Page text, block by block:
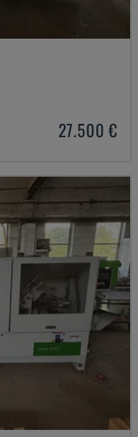
27.500 €